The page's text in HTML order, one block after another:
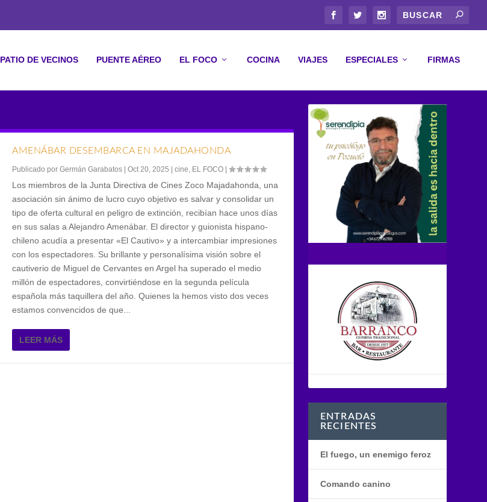
PATIO DE VECINOS PUENTE AÉREO EL FOCO COCINA VIAJES ESPECIALES FIRMAS
AMENÁBAR DESEMBARCA EN MAJADAHONDA
Publicado porGermán Garabatos |Oct 20, 2025 |cine, EL FOCO |
Los miembros de la Junta Directiva de Cines Zoco Majadahonda, una
asociación sin ánimo de lucro cuyo objetivo es salvar y consolidar un
tipo de oferta cultural en peligro de extinción, recibían hace unos días
en sus salas a Alejandro Amenábar. El director y guionista hispano-
chileno acudía a presentar «El Cautivo» y a intercambiar impresiones
con los espectadores. Su brillante y personalísima visión sobre el
cautiverio de Miguel de Cervantes en Argel ha superado el medio
millón de espectadores, convirtiéndose en la segunda película
española más taquillera del año. Quienes la hemos visto dos veces
estamos convencidos de que...
LEER MÁS
ENTRADAS
RECIENTES
El fuego, un enemigo feroz
Comando canino